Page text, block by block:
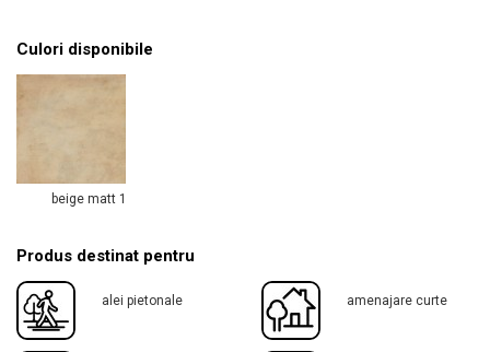
Culori disponibile
beige matt 1
Produs destinat pentru
alei pietonale amenajare curte